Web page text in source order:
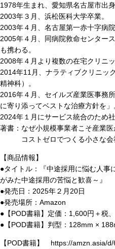
1978年生まれ、愛知県名古屋市出身
2003年３月、浜松医科大学卒業。
2003年４月、名古屋第一赤十字病院
2005年４月、同病院救命センター
も携わる。
2008年４月より複数の在宅クリニ
2014年11月、ナラティブクリニッ
精神科）。
2016年４月、セイルズ産業医事務
に寄り添ってベストな治療方針を」
2024年１月にサービス統合のため
著書：なぜ小規模事業者こそ産業医
コストゼロでつくる小さな会社
【商品情報】
●タイトル：『中途採用に悩む人
がみた中途採用の苦悩と歓喜～』
●発売日：2025年２月20日
●発売場所：Amazon
●【POD書籍】定価：1,600円＋税
●【POD書籍】判型：128mm ×
【POD書籍】 https://amzn.asia/